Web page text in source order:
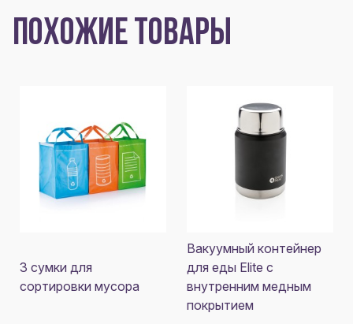
ПОХОЖИЕ ТОВАРЫ
3 сумки для
сортировки мусора
Вакуумный контейнер
для еды Elite с
внутренним медным
покрытием